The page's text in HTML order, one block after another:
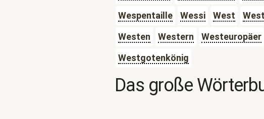
Wespentaille
Wessi West
Westen
Western Westeuropäer
Westgotenkönig
Das große